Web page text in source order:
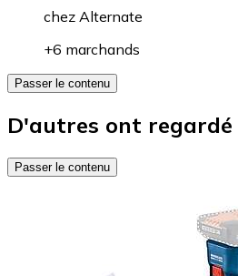
chez Alternate
+6 marchands
Passer le contenu
D'autres ont regardé
Passer le contenu